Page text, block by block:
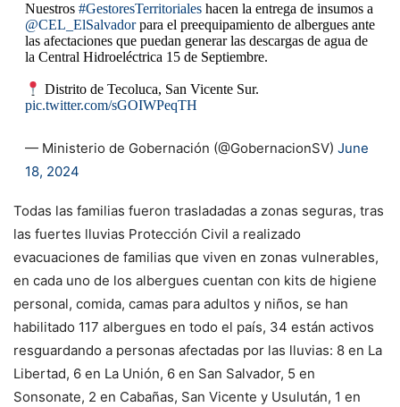
Nuestros #GestoresTerritorialeshacen la entrega de insumos a
@CEL_ElSalvadorpara el preequipamiento de albergues ante
las afectaciones que puedan generar las descargas de agua de
la Central Hidroeléctrica 15 de Septiembre.
Distrito de Tecoluca, San Vicente Sur.
pic.twitter.com/sGOIWPeqTH
— Ministerio de Gobernación (@GobernacionSV) June
18, 2024
Todas las familias fueron trasladadas a zonas seguras, tras
las fuertes lluvias Protección Civil a realizado
evacuaciones de familias que viven en zonas vulnerables,
en cada uno de los albergues cuentan con kits de higiene
personal, comida, camas para adultos y niños, se han
habilitado 117 albergues en todo el país, 34 están activos
resguardando a personas afectadas por las lluvias: ️8 en La
Libertad, 6 en La Unión, 6 en San Salvador, 5 en
Sonsonate, 2 en Cabañas, San Vicente y Usulután, 1 en